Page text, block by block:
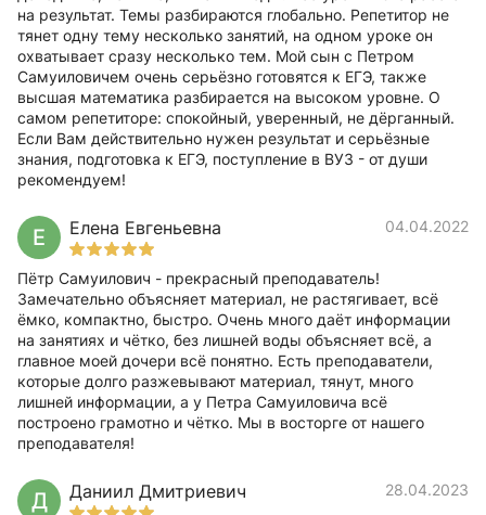
на результат. Темы разбираются глобально. Репетитор не
тянет одну тему несколько занятий, на одном уроке он
охватывает сразу несколько тем. Мой сын с Петром
Самуиловичем очень серьёзно готовятся к ЕГЭ, также
высшая математика разбирается на высоком уровне. О
самом репетиторе: спокойный, уверенный, не дёрганный.
Если Вам действительно нужен результат и серьёзные
знания, подготовка к ЕГЭ, поступление в ВУЗ - от души
рекомендуем!
Е Елена Евгеньевна 04.04.2022
Пётр Самуилович - прекрасный преподаватель!
Замечательно объясняет материал, не растягивает, всё
ёмко, компактно, быстро. Очень много даёт информации
на занятиях и чётко, без лишней воды объясняет всё, а
главное моей дочери всё понятно. Есть преподаватели,
которые долго разжевывают материал, тянут, много
лишней информации, а у Петра Самуиловича всё
построено грамотно и чётко. Мы в восторге от нашего
преподавателя!
Д Даниил Дмитриевич 28.04.2023